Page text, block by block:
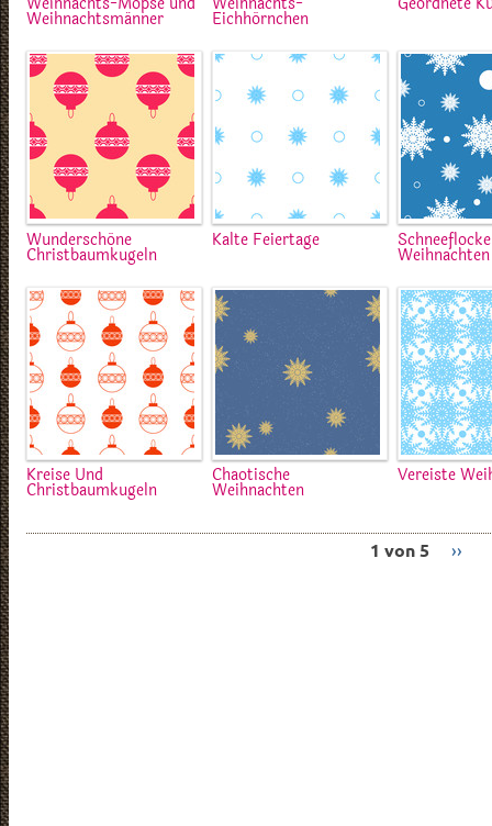
Weihnachtsmänner Eichhörnchen
Wunderschöne
Christbaumkugeln
Kalte Feiertage
Weihnachten
Kreise Und
Christbaumkugeln
Chaotische
Weihnachten
Vereiste
1 von 5 ››